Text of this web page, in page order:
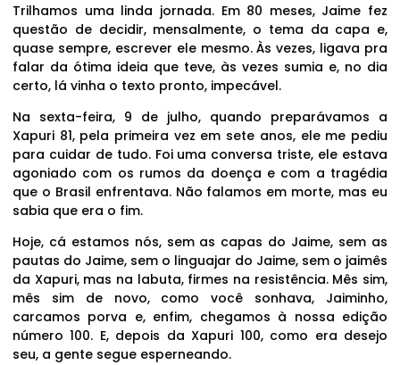
Trilhamos uma linda jornada. Em 80 meses, Jaime fez
questão de decidir, mensalmente, o tema da capa e,
quase sempre, escrever ele mesmo. Às vezes, ligava pra
falar da ótima ideia que teve, às vezes sumia e, no dia
certo, lá vinha o texto pronto, impecável.
Na sexta-feira, 9 de julho, quando preparávamos a
Xapuri 81, pela primeira vez em sete anos, ele me pediu
para cuidar de tudo. Foi uma conversa triste, ele estava
agoniado com os rumos da doença e com a tragédia
que o Brasil enfrentava. Não falamos em morte, mas eu
sabia que era o fim.
Hoje, cá estamos nós, sem as capas do Jaime, sem as
pautas do Jaime, sem o linguajar do Jaime, sem o jaimês
da Xapuri, mas na labuta, firmes na resistência. Mês sim,
mês sim de novo, como você sonhava, Jaiminho,
carcamos porva e, enfim, chegamos à nossa edição
número 100. E, depois da Xapuri 100, como era desejo
seu, a gente segue esperneando.